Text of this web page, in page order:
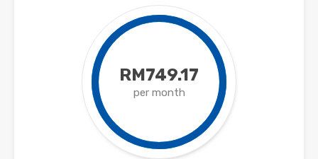
RM749.17
per month